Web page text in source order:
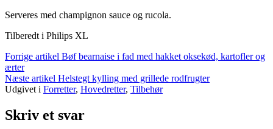
Serveres med champignon sauce og rucola.
Tilberedt i Philips XL
Læs
videre
Forrige artikel Bøf bearnaise i fad med hakket oksekød, kartofler og
ærter
Næste artikel Helstegt kylling med grillede rodfrugter
Udgivet i Forretter, Hovedretter, Tilbehør
Skriv et svar